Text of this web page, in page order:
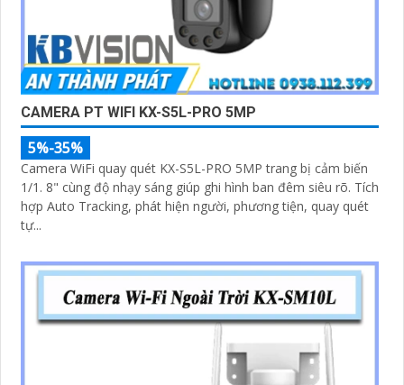
CAMERA PT WIFI KX-S5L-PRO 5MP
5%-35%
Camera WiFi quay quét KX-S5L-PRO 5MP trang bị cảm biến
1/1. 8" cùng độ nhạy sáng giúp ghi hình ban đêm siêu rõ. Tích
hợp Auto Tracking, phát hiện người, phương tiện, quay quét
tự...